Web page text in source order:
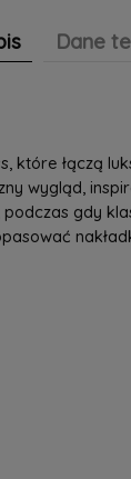
Dane
które łączą
wygląd,
gdy